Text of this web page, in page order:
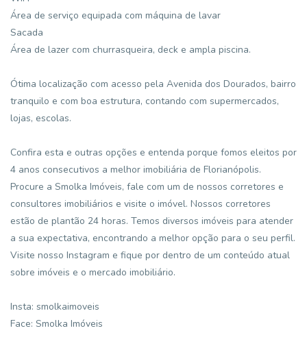
Área de serviço equipada com máquina de lavar
Sacada
Área de lazer com churrasqueira, deck e ampla piscina.
Ótima localização com acesso pela Avenida dos Dourados, bairro
tranquilo e com boa estrutura, contando com supermercados,
lojas, escolas.
Confira esta e outras opções e entenda porque fomos eleitos por
4 anos consecutivos a melhor imobiliária de Florianópolis.
Procure a Smolka Imóveis, fale com um de nossos corretores e
consultores imobiliários e visite o imóvel. Nossos corretores
estão de plantão 24 horas. Temos diversos imóveis para atender
a sua expectativa, encontrando a melhor opção para o seu perfil.
Visite nosso Instagram e fique por dentro de um conteúdo atual
sobre imóveis e o mercado imobiliário.
Insta: smolkaimoveis
Face: Smolka Imóveis